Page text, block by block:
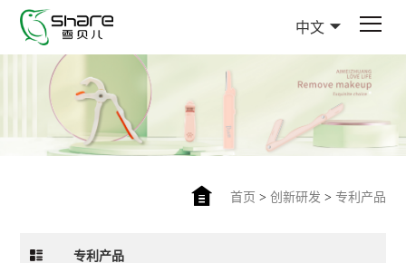
中文
首页 > 创新研发 > 专利产品
专利产品